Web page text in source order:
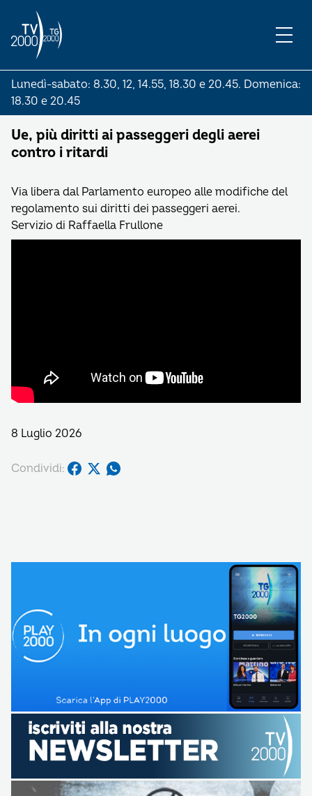
Lunedì-sabato: 8.30, 12, 14.55, 18.30 e 20.45. Domenica:
18.30 e 20.45
Ue, più diritti ai passeggeri degli aerei
contro i ritardi
Via libera dal Parlamento europeo alle modifiche del
regolamento sui diritti dei passeggeri aerei.
Servizio di Raffaella Frullone
8 Luglio 2026
Condividi: